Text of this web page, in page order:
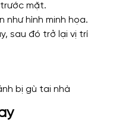
mặt.
như hình minh họa.
sau đó trở lại vị trí